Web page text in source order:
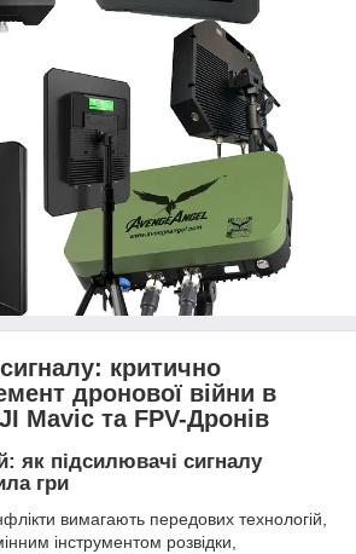
критично
дронової війни в
Mavic та FPV-Дронів
як підсилювачі сигналу
гри
вимагають передових технологій,
інструментом розвідки,